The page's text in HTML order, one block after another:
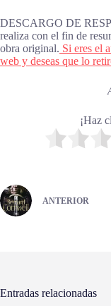
DESCARGO DE
realiza con el fin de
obra original. Si eres el
web y deseas que lo
¡Haz
ANTERIOR
Entradas relacionadas